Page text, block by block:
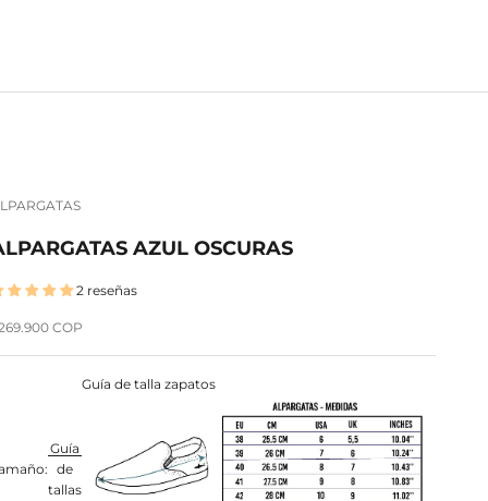
AZUL OSCURAS
2 reseñas
de oferta
COP
Guía
de
tallas
Guía de talla zapatos